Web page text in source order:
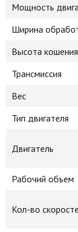
Мощность
Ширина
Высота кошения
Трансмиссия
Вес
Тип двигателя
Двигатель
Рабочий объем
Кол-во